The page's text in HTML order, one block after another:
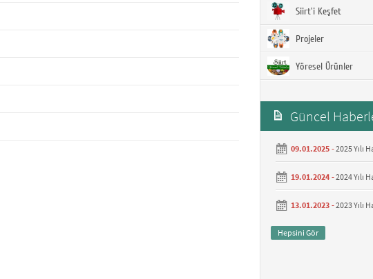
Siirt'i Keşfet
Projeler
Yöresel Ürünler
Güncel
09.01.2025 -2025 Yılı
19.01.2024 -2024 Yılı
13.01.2023 -2023 Yılı
Hepsini Gör